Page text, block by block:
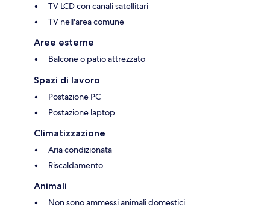
TV LCD con canali satellitari
TV nell'area comune
Aree esterne
Balcone o patio attrezzato
Spazi di lavoro
Postazione PC
Postazione laptop
Climatizzazione
Aria condizionata
Riscaldamento
Animali
Non sono ammessi animali domestici